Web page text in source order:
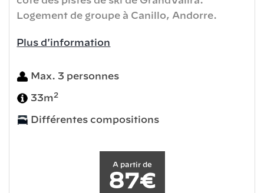
Logement de groupe à Canillo, Andorre.
Plus d'information
Max. 3 personnes
33m2
Différentes compositions
A partir de
87€